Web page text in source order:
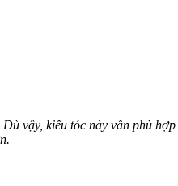
vậy, kiểu tóc này vẫn phù